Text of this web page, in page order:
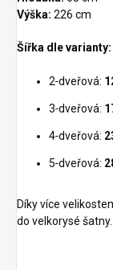
Výška: 226 cm
Šířka dle varianty:
2‑dveřová:
3‑dveřová:
4‑dveřová:
5‑dveřová:
Díky více
do velkorysé šatny.